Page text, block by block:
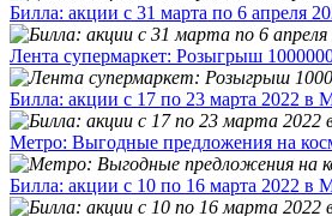
Билла: акции с 31 марта по 6 апреля
Лента супермаркет: Розыгрыш
Билла: акции с 17 по 23 марта 2022 в
Метро: Выгодные предложения на
Билла: акции с 10 по 16 марта 2022 в